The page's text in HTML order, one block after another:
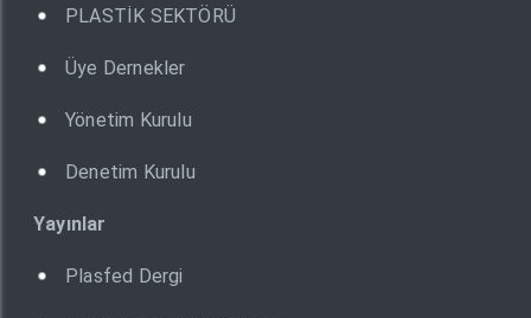
PLASTİK SEKTÖRÜ
Üye Dernekler
Yönetim Kurulu
Denetim Kurulu
Yayınlar
Plasfed Dergi